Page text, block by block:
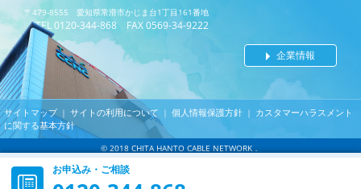
お申込み・ご相談
〒479-8555 愛知県常滑市かじま台1丁目161番地
TEL 0120-344-868 FAX 0569-34-9222
企業情報
サイトマップ｜ サイトの利用について ｜ 個人情報保護方針 ｜ カスタマーハラスメント
に関する基本方針
© 2018 CHITA HANTO CABLE NETWORK．